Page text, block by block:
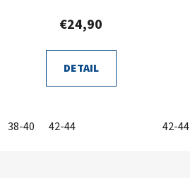
€24,90
DETAIL
38-40 42-44 42-44